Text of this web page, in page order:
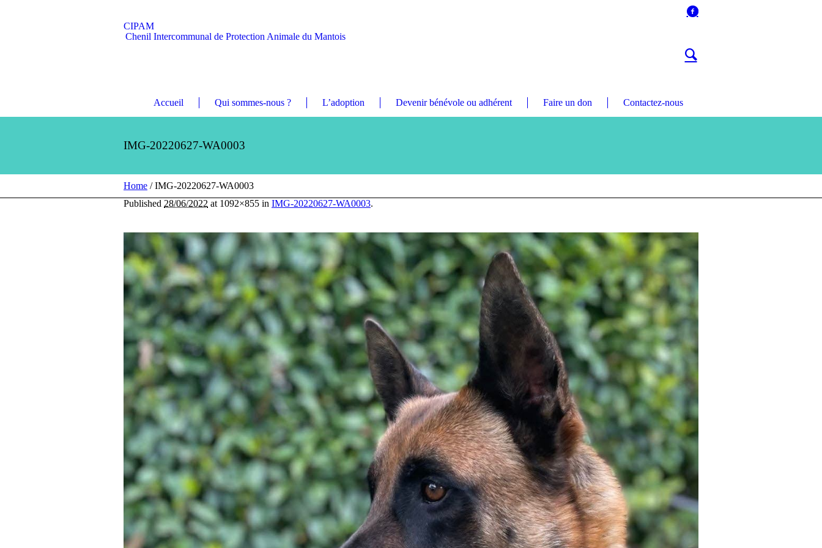
CIPAM
Chenil Intercommunal de Protection Animale du Mantois
Accueil Qui sommes-nous ? L’adoption Devenir bénévole ou adhérent Faire un don Contactez-nous
IMG-20220627-WA0003
Home /IMG-20220627-WA0003
Published 28/06/2022 at 1092×855 in IMG-20220627-WA0003.